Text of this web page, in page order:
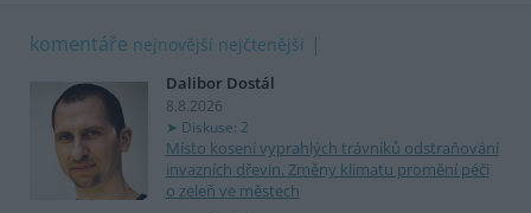
komentáře nejnovější nejčtenější
Dalibor Dostál
8.8.2026
Diskuse: 2
Místo kosení vyprahlých trávníků odstraňování
invazních dřevin. Změny klimatu promění péči
o zeleň ve městech